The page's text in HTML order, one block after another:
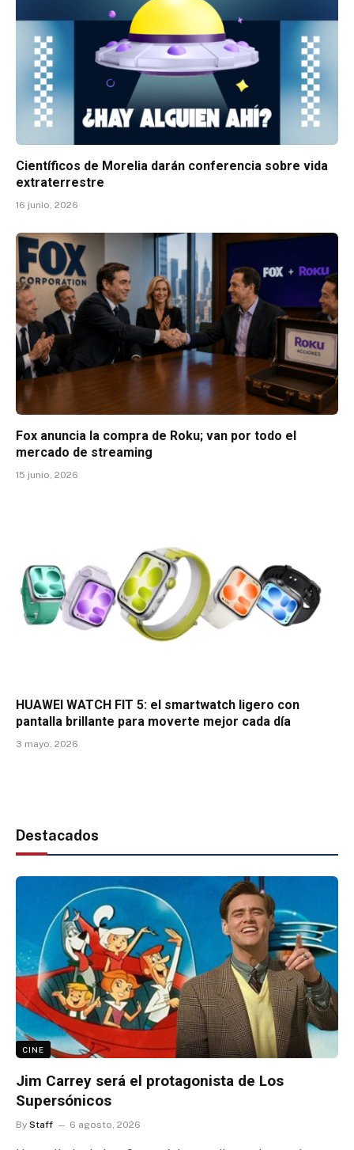
Científicos de Morelia darán conferencia sobre vida
extraterrestre
16 junio, 2026
Fox anuncia la compra de Roku; van por todo el
mercado de streaming
15 junio, 2026
HUAWEI WATCH FIT 5: el smartwatch ligero con
pantalla brillante para moverte mejor cada día
3 mayo, 2026
Destacados
CINE
Jim Carrey será el protagonista de Los
Supersónicos
By Staff 6 agosto, 2026